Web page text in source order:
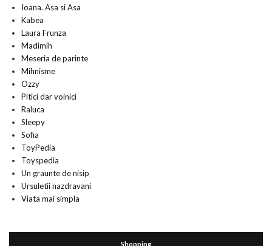
Ioana. Asa si Asa
Kabea
Laura Frunza
Madimih
Meseria de parinte
Mihnisme
Ozzy
Pitici dar voinici
Raluca
Sleepy
Sofia
ToyPedia
Toyspedia
Un graunte de nisip
Ursuletii nazdravani
Viata mai simpla
Shopping